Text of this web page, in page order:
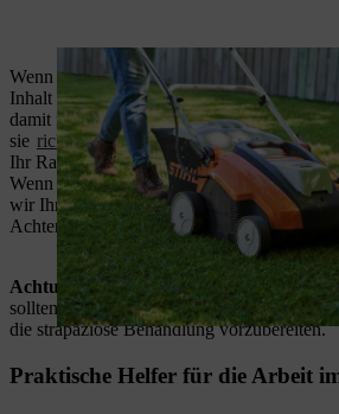
Wenn Sie fertig sind oder der
Inhalt auf Ihrem Kompost entleeren und
damit nachhaltig verwerten. Erfahren Sie in
sie richtig kompostieren.
Ihr Rasen muss nach dem Lüften nicht
Wenn es ohnehin Zeit ist, Ihren
Rasen zu
wir Ihnen jedoch, die Düngung nach dem
Achten Sie im Anschluss an eine
Achtung : Wenn Sie Ihren Rasen
sollten Sie den Rasen etwa zwei Wochen
die strapaziöse Behandlung vorzubereiten.
Praktische Helfer für die Arbeit